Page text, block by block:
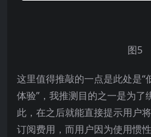
图5
这里值得推敲的一点是此处是“
体验”，我推测目的之一是为了
此，在之后就能直接提示用户
订阅费用，而用户因为使用惯